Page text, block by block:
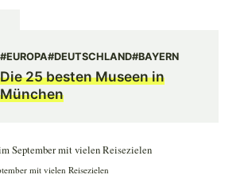
#EUROPA#DEUTSCHLAND#BAYERN
Die 25 besten Museen in
München
mit vielen Reisezielen